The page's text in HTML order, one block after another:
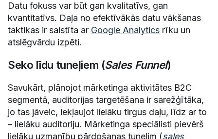
Datu fokuss var būt gan kvalitatīvs, gan
kvantitatīvs. Daļa no efektīvākās datu vākšanas
taktikas ir saistīta ar Google Analytics rīku un
atslēgvārdu izpēti.
Seko līdu tuneļiem (Sales Funnel)
Savukārt, plānojot mārketinga aktivitātes B2C
segmentā, auditorijas targetēšana ir sarežģītāka,
jo tas jāveic, iekļaujot lielāku tirgus daļu, līdz ar to
– lielāku auditoriju. Mārketinga speciālisti pievērš
lielāku uzmanību pārdošanas tunelim (sales